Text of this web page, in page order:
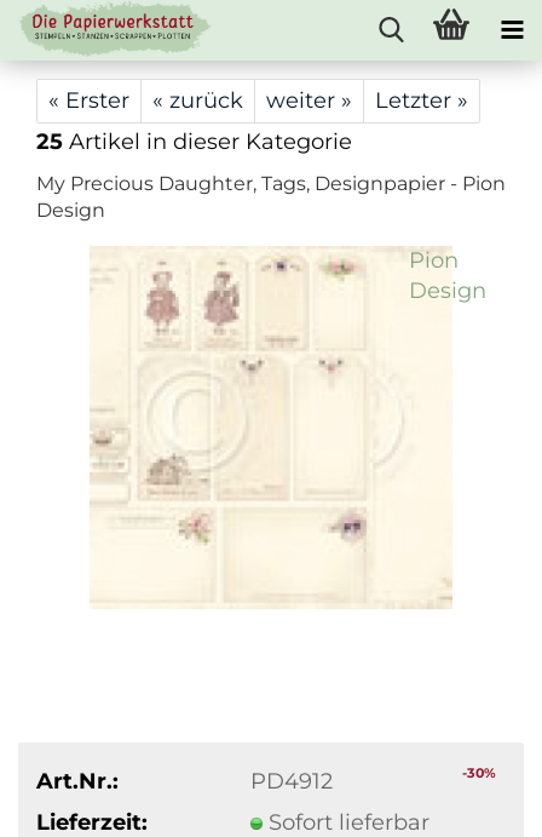
« Erster « zurück weiter »
Letzter »
25 Artikel in dieser Kategorie
My Precious Daughter, Tags, Designpapier - Pion
Design
Pion
Design
-30%
Art.Nr.:
PD4912
Lieferzeit:
Sofort lieferbar